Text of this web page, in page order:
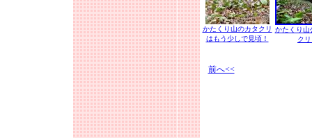
かたくり山のカタクリ
はもう少しで見頃！
かたくり山
ク
前へ<<